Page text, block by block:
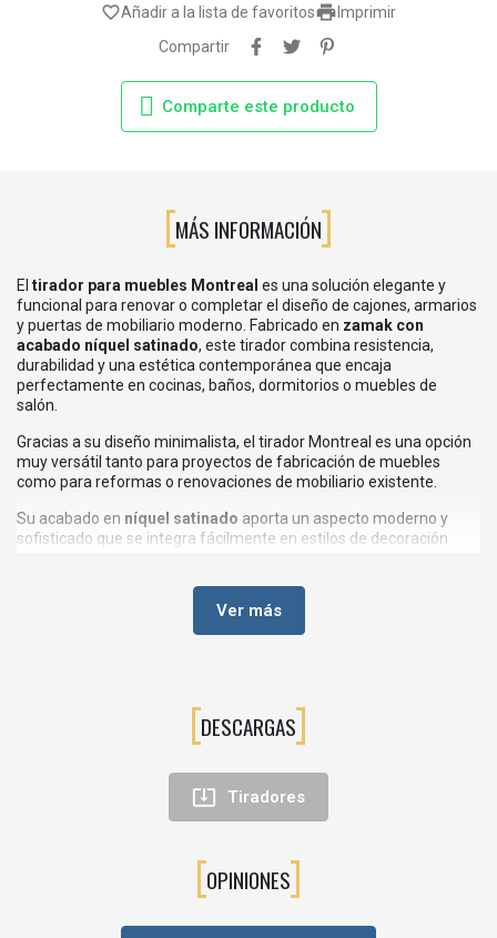
 Imprimir
favorite_borderAñadir a la lista de favoritos
Compartir
Comparte este producto
MÁS INFORMACIÓN
El tirador para muebles Montreal es una solución elegante y
funcional para renovar o completar el diseño de cajones, armarios
y puertas de mobiliario moderno. Fabricado en zamak con
acabado níquel satinado, este tirador combina resistencia,
durabilidad y una estética contemporánea que encaja
perfectamente en cocinas, baños, dormitorios o muebles de
salón.
Gracias a su diseño minimalista, el tirador Montreal es una opción
muy versátil tanto para proyectos de fabricación de muebles
como para reformas o renovaciones de mobiliario existente.
Su acabado en níquel satinado aporta un aspecto moderno y
sofisticado que se integra fácilmente en estilos de decoración
📐DISEÑO MODERNO Y ELEGANTE PARA MUEBLES
destaca por sus líneas limpias y su diseño
equilibrado, pensado para aportar funcionalidad y estética al
Su formato recto facilita una apertura cómoda de cajones y
puertas, convirtiéndolo en un accesorio práctico para el uso diario.
Además, su acabado satinado reduce la visibilidad de huellas y
Este tirador es ideal para instalar en:
Ver más
DESCARGAS
 Tiradores
OPINIONES